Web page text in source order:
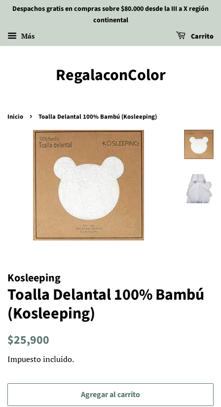
Despachos gratis en compras sobre $80.000 desde la III a X región
continental
Más Carrito
RegalaconColor
Inicio › Toalla Delantal 100% Bambú (Kosleeping)
Kosleeping
Toalla Delantal 100% Bambú
(Kosleeping)
Precio
$25,900
venta
Impuesto incluido.
Agregar al carrito